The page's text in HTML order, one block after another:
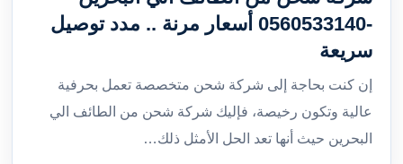
-0560533140 أسعار مرنة .. مدد توصيل
سريعة
إن كنت بحاجة إلى شركة شحن متخصصة تعمل بحرفية
عالية وتكون رخيصة، فإليك شركة شحن من الطائف الي
البحرين حيث أنها تعد الحل الأمثل ذلك…